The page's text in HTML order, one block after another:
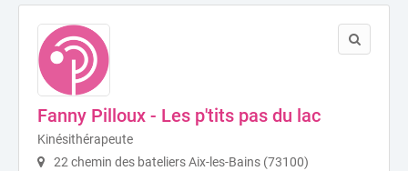
Fanny Pilloux - Les p'tits pas du lac
Kinésithérapeute
22 chemin des bateliers Aix-les-Bains (73100)